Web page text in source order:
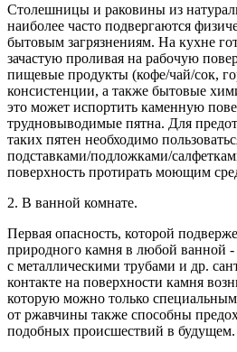
Столешницы и раковины из
наиболее часто подвергаются
бытовым загрязнениям. На кухне
зачастую проливая на рабочую
пищевые продукты (кофе/чай/сок,
консистенции, а также бытовые
это может испортить каменную
трудновыводимые пятна. Для
таких пятен необходимо
подставками/подложками/
поверхность протирать моющим
2. В ванной комнате.
Первая опасность, которой
природного камня в любой ванной -
с металлическими трубами и др.
контакте на поверхности камня
которую можно только
от ржавчины также способны
подобных происшествий в будущем.